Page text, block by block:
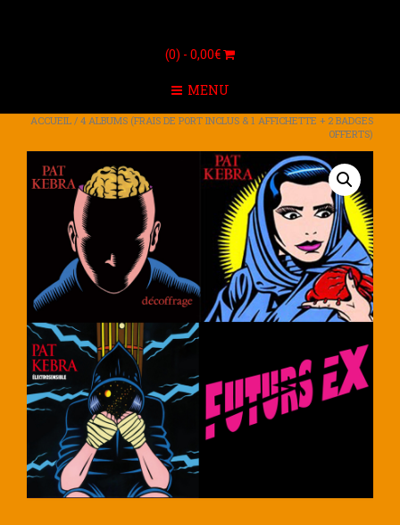
(0) - 0,00€
MENU
ACCUEIL / 4 ALBUMS (FRAIS DE PORT INCLUS & 1 AFFICHETTE + 2 BADGES
OFFERTS)